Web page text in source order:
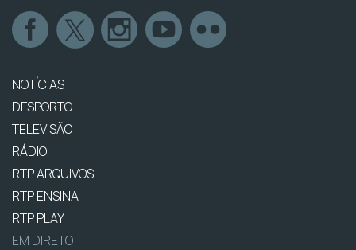
NOTÍCIAS
DESPORTO
TELEVISÃO
RÁDIO
RTP ARQUIVOS
RTP ENSINA
RTP PLAY
EM DIRETO